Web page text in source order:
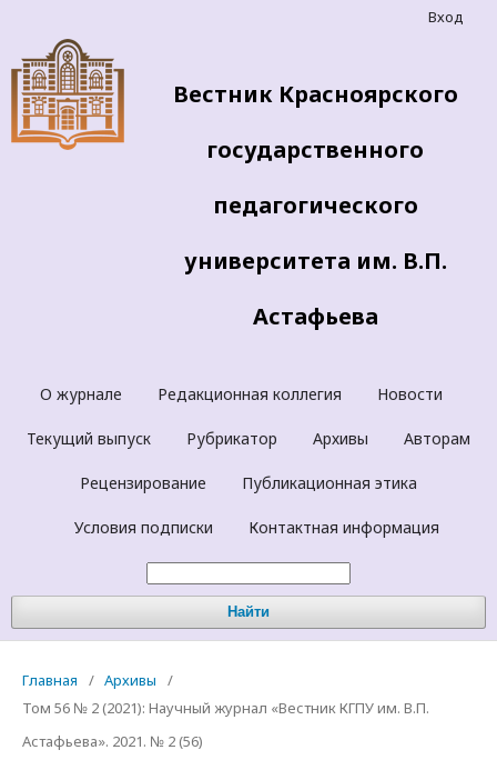
Вестник Красноярского
государственного
педагогического
университета им. В.П.
Астафьева
О журнале Редакционная коллегия Новости
Текущий выпуск Рубрикатор Архивы Авторам
Рецензирование Публикационная этика
Условия подписки Контактная информация
Найти
Вход
Главная / Архивы
/
Том 56 № 2 (2021): Научный журнал «Вестник КГПУ им. В.П.
Астафьева». 2021. № 2 (56)